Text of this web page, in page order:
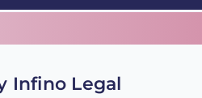
Infino Legal